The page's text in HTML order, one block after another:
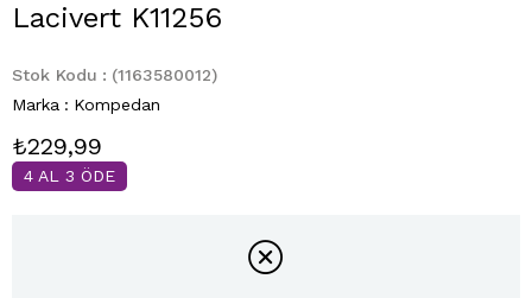
Lacivert K11256
Stok Kodu
(1163580012)
Marka : Kompedan
₺229,99
4 AL 3 ÖDE